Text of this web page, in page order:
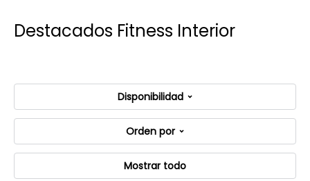
Destacados Fitness Interior
Disponibilidad
Orden por
Mostrar todo